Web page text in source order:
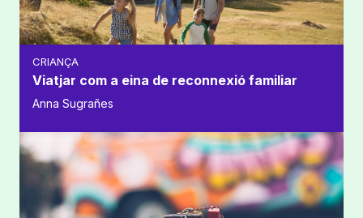
CRIANÇA
Viatjar com a eina de reconnexió familiar
Anna Sugrañes